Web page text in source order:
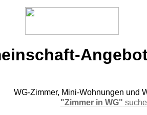
WG-Zimmer, Mini-Wohnungen und
"Zimmer in WG"